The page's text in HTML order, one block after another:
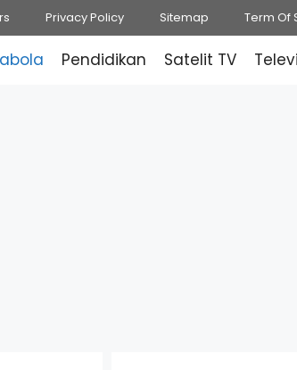
Privacy Policy Sitemap Term Of
Pendidikan Satelit TV